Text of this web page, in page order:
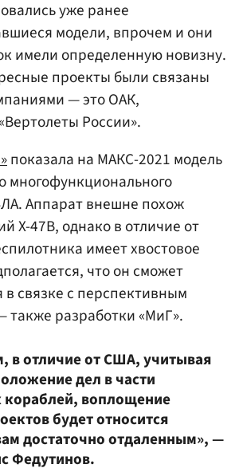
уже ранее
модели, впрочем и они
имели определенную новизну.
проекты были связаны
— это ОАК,
России».
показала на МАКС-2021 модель
многофункционального
Аппарат внешне похож
X-47B, однако в отличие от
имеет хвостовое
что он сможет
в связке с перспективным
также разработки «МиГ».
в отличие от США, учитывая
дел в части
кораблей, воплощение
будет относится
достаточно отдаленным», —
Федутинов.